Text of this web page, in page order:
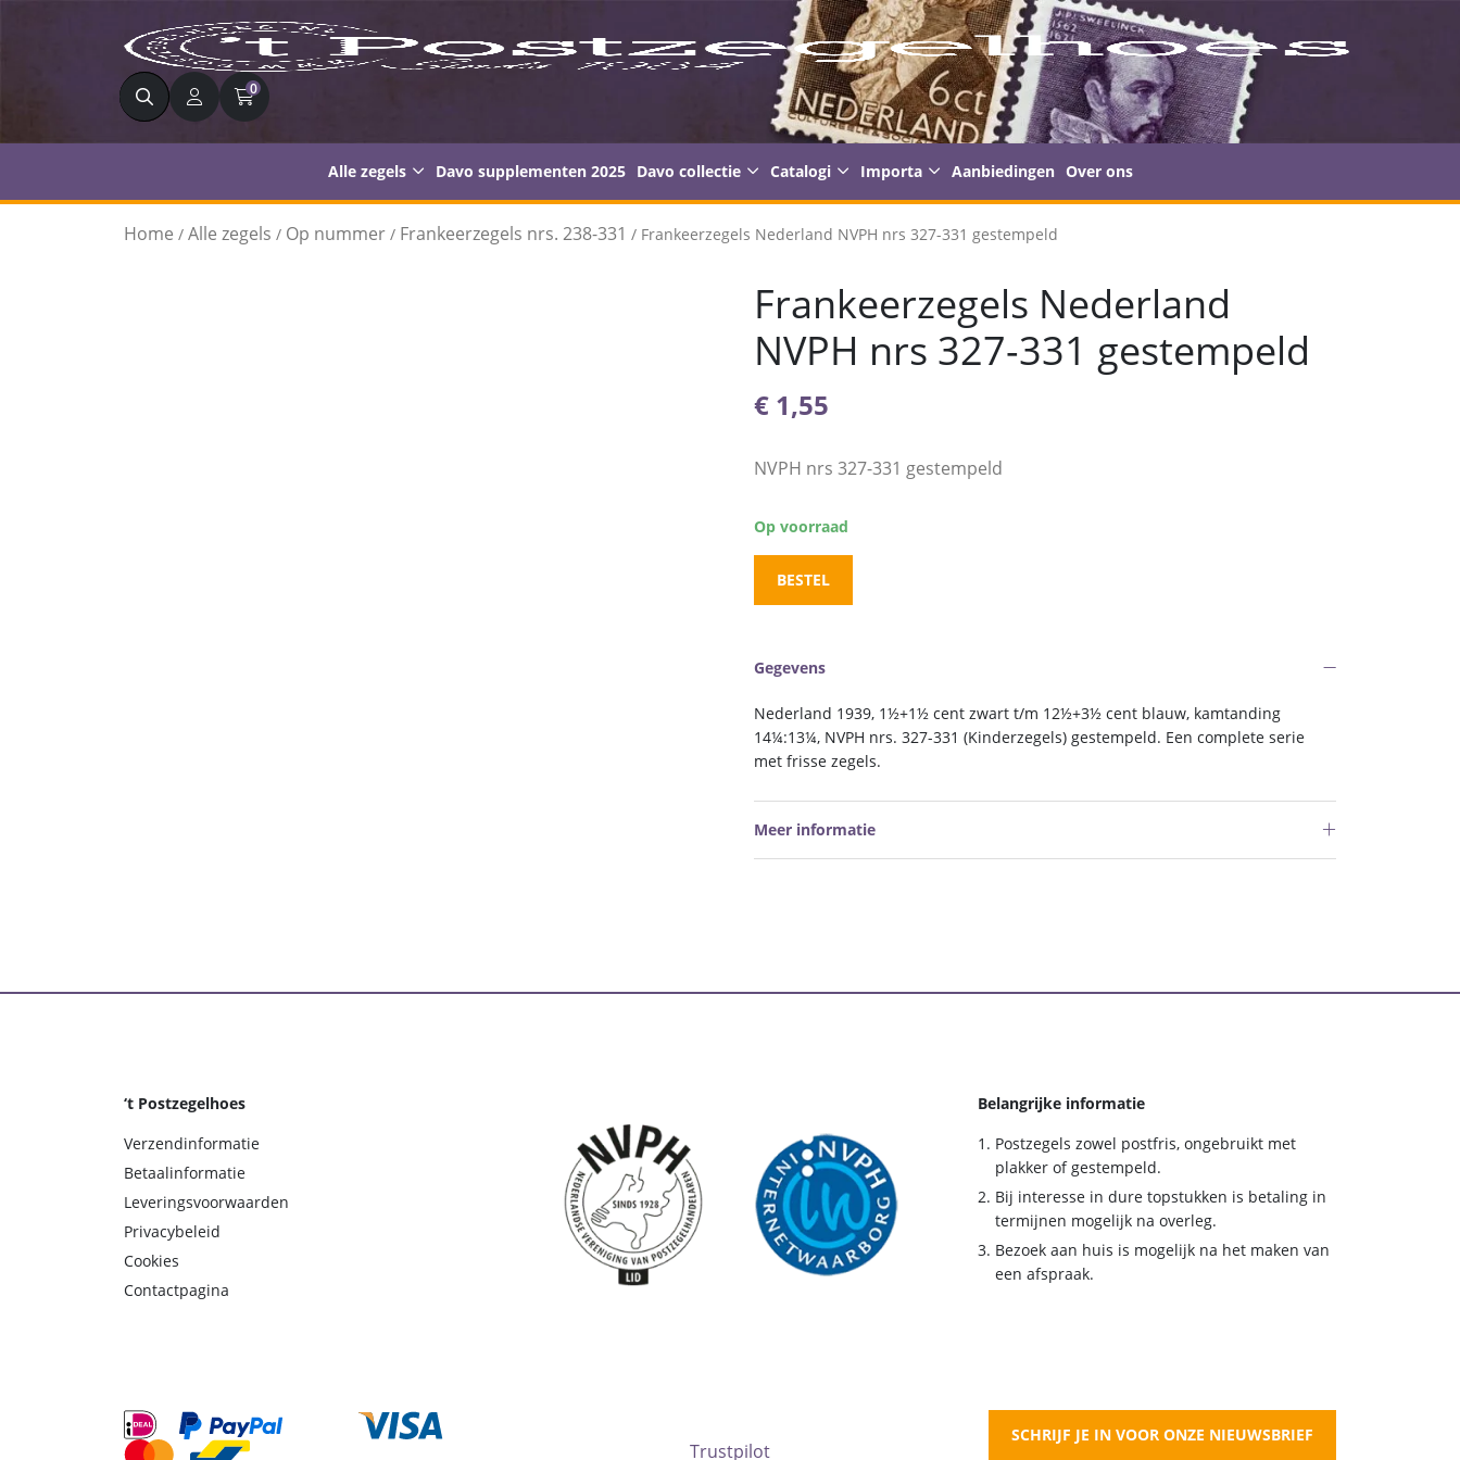
Zoeken 0
Alle zegels Davo supplementen 2025 Davo collectie Catalogi Importa Aanbiedingen Over ons
Home / Alle zegels / Op nummer / Frankeerzegels nrs. 238-331 / Frankeerzegels Nederland NVPH nrs 327-331 gestempeld
Frankeerzegels Nederland
NVPH nrs 327-331 gestempeld
€ 1,55
NVPH nrs 327-331 gestempeld
Op voorraad
BESTEL
Gegevens
Nederland 1939, 1½+1½ cent zwart t/m 12½+3½ cent blauw, kamtanding
14¼:13¼, NVPH nrs. 327-331 (Kinderzegels) gestempeld. Een complete serie
met frisse zegels.
Meer informatie
‘t Postzegelhoes
Verzendinformatie
Betaalinformatie
Leveringsvoorwaarden
Privacybeleid
Cookies
Contactpagina
Belangrijke informatie
Postzegels zowel postfris, ongebruikt met
plakker of gestempeld.
Bij interesse in dure topstukken is betaling in
termijnen mogelijk na overleg.
Bezoek aan huis is mogelijk na het maken van
een afspraak.
Trustpilot
SCHRIJF JE IN VOOR ONZE NIEUWSBRIEF